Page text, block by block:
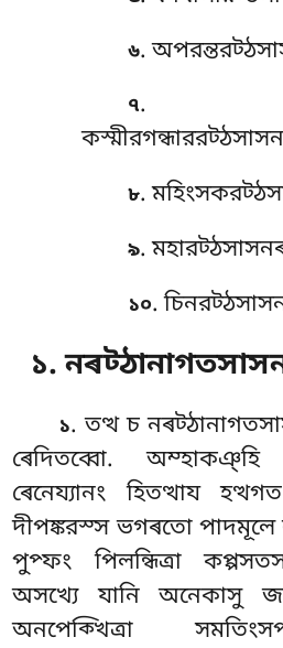
৬.
৭.
৮.
৯.
১০.
১.
১. তত্থ চ
ৰেদিতব্বো. অম্হাকঞ্হি
ৰেনেয্যানং হিতত্থায
দীপঙ্করস্স ভগৰতো পাদমূলে
পুপ্ফং পিলন্ধিত্ৰা
অসখ্যে যানি অনেকাসু
অনপেক্খিত্ৰা